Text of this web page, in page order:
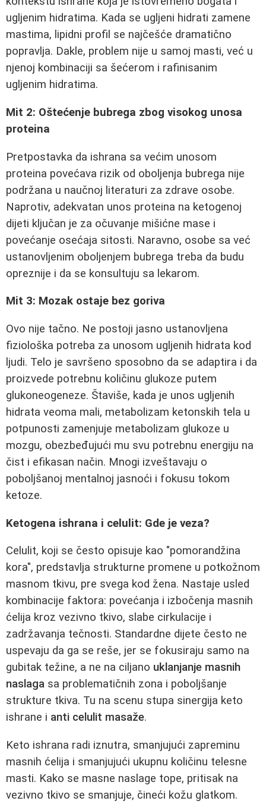
ugljenim hidratima. Kada se ugljeni hidrati zamene
mastima, lipidni profil se najčešće dramatično
popravlja. Dakle, problem nije u samoj masti, već u
njenoj kombinaciji sa šećerom i rafinisanim
ugljenim hidratima.
Mit 2: Oštećenje bubrega zbog visokog unosa
proteina
Pretpostavka da ishrana sa većim unosom
proteina povećava rizik od oboljenja bubrega nije
podržana u naučnoj literaturi za zdrave osobe.
Naprotiv, adekvatan unos proteina na ketogenoj
dijeti ključan je za očuvanje mišićne mase i
povećanje osećaja sitosti. Naravno, osobe sa već
ustanovljenim oboljenjem bubrega treba da budu
opreznije i da se konsultuju sa lekarom.
Mit 3: Mozak ostaje bez goriva
Ovo nije tačno. Ne postoji jasno ustanovljena
fiziološka potreba za unosom ugljenih hidrata kod
ljudi. Telo je savršeno sposobno da se adaptira i da
proizvede potrebnu količinu glukoze putem
glukoneogeneze. Štaviše, kada je unos ugljenih
hidrata veoma mali, metabolizam ketonskih tela u
potpunosti zamenjuje metabolizam glukoze u
mozgu, obezbeđujući mu svu potrebnu energiju na
čist i efikasan način. Mnogi izveštavaju o
poboljšanoj mentalnoj jasnoći i fokusu tokom
ketoze.
Ketogena ishrana i celulit: Gde je veza?
Celulit, koji se često opisuje kao "pomorandžina
kora", predstavlja strukturne promene u potkožnom
masnom tkivu, pre svega kod žena. Nastaje usled
kombinacije faktora: povećanja i izbočenja masnih
ćelija kroz vezivno tkivo, slabe cirkulacije i
zadržavanja tečnosti. Standardne dijete često ne
uspevaju da ga se reše, jer se fokusiraju samo na
gubitak težine, a ne na ciljano uklanjanje masnih
naslaga sa problematičnih zona i poboljšanje
strukture tkiva. Tu na scenu stupa sinergija keto
ishrane i anti celulit masaže.
Keto ishrana radi iznutra, smanjujući zapreminu
masnih ćelija i smanjujući ukupnu količinu telesne
masti. Kako se masne naslage tope, pritisak na
vezivno tkivo se smanjuje, čineći kožu glatkom.